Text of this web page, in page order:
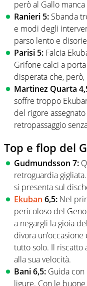
però al Gallo
Ranieri 5: Sbanda
e modi degli
parso lento e
Parisi 5: Falcia
Grifone calci a
disperata che,
Martinez Quarta
soffre troppo
del rigore
retropassaggio
Top e flop del
Gudmundsson 7:
retroguardia
si presenta sul
Ekuban 6,5: Nel
pericoloso del
a negargli la gioia
divora
tutto solo. Il riscatto
alla sua velocità.
Bani 6,5: Guida
ligure. Con le